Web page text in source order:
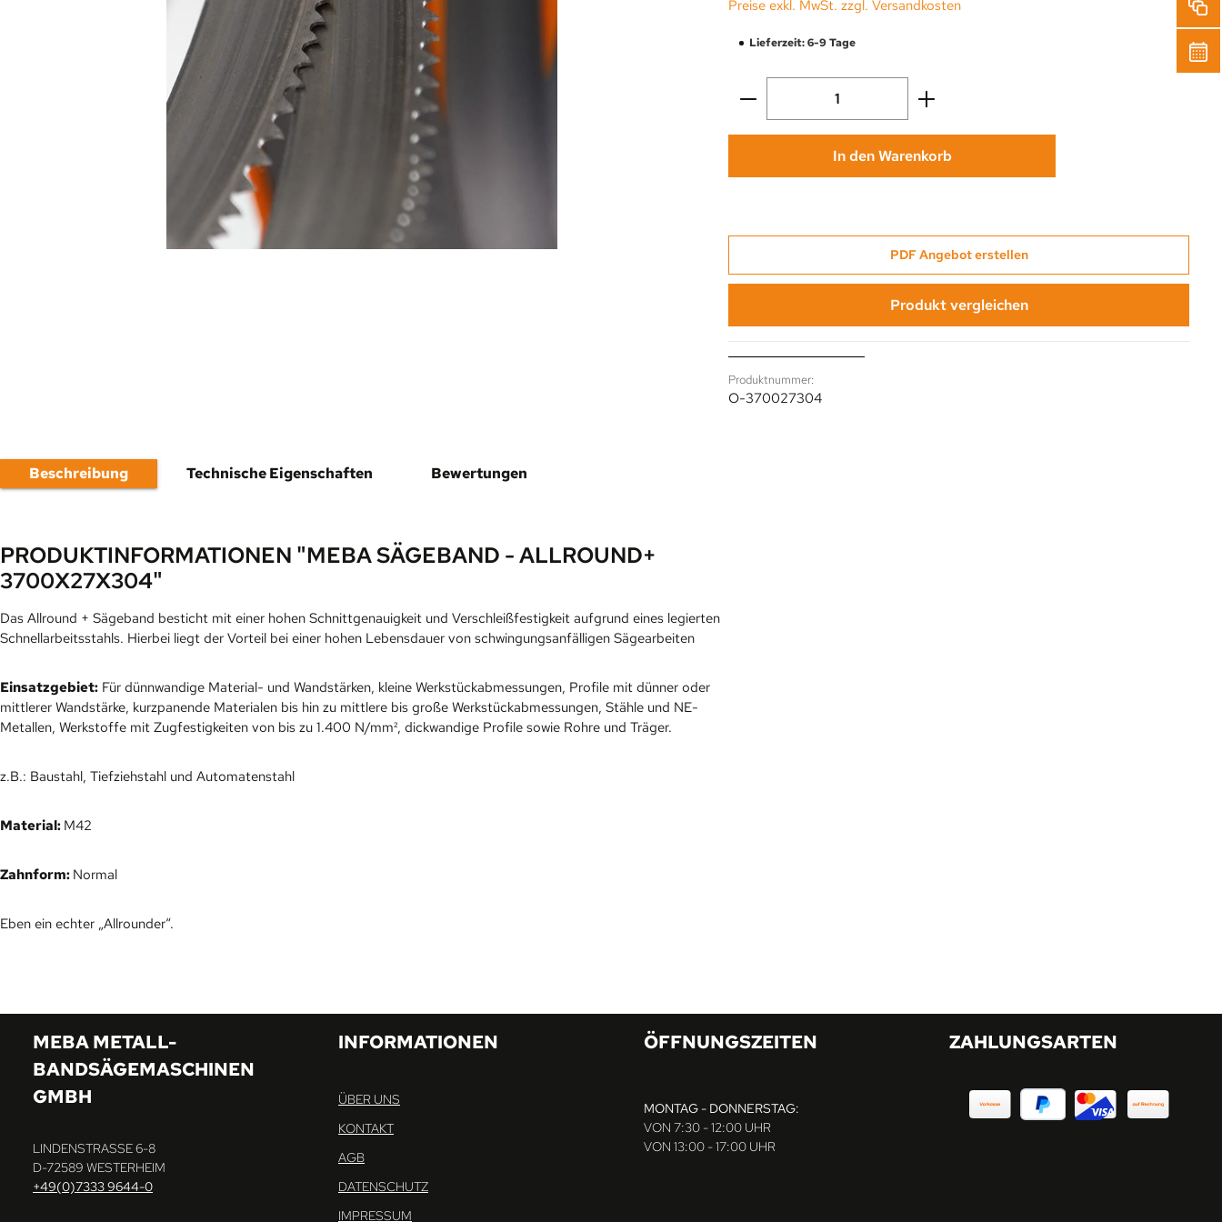
Preise exkl. MwSt. zzgl. Versandkosten
Lieferzeit: 6-9 Tage
Produkt Anzahl: Gib den gewünschten Wert ein
In den Warenkorb
PDF Angebot erstellen
Produkt vergleichen
Produktnummer:
O-370027304
Beschreibung Technische Eigenschaften Bewertungen
PRODUKTINFORMATIONEN "MEBA SÄGEBAND - ALLROUND+
3700X27X304"
Das Allround + Sägeband besticht mit einer hohen Schnittgenauigkeit und Verschleißfestigkeit aufgrund eines legierten
Schnellarbeitsstahls. Hierbei liegt der Vorteil bei einer hohen Lebensdauer von schwingungsanfälligen Sägearbeiten
Einsatzgebiet: Für dünnwandige Material- und Wandstärken, kleine Werkstückabmessungen, Profile mit dünner oder
mittlerer Wandstärke, kurzpanende Materialen bis hin zu mittlere bis große Werkstückabmessungen, Stähle und NE-
Metallen, Werkstoffe mit Zugfestigkeiten von bis zu 1.400 N/mm², dickwandige Profile sowie Rohre und Träger.
z.B.: Baustahl, Tiefziehstahl und Automatenstahl
Material: M42
Zahnform: Normal
Eben ein echter „Allrounder“.
MEBA METALL-
BANDSÄGEMASCHINEN
GMBH
LINDENSTRASSE 6-8
D-72589 WESTERHEIM
+49(0)7333 9644-0
INFORMATIONEN
ÜBER UNS
KONTAKT
AGB
DATENSCHUTZ
IMPRESSUM
ÖFFNUNGSZEITEN
MONTAG - DONNERSTAG:
VON 7:30 - 12:00 UHR
VON 13:00 - 17:00 UHR
ZAHLUNGSARTEN